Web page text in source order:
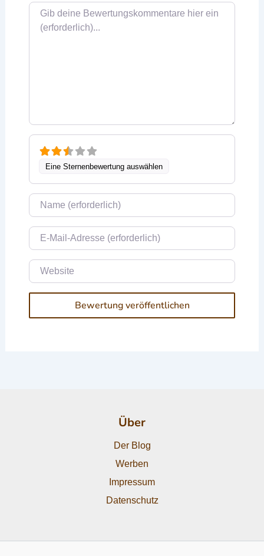
Rezensionstext
Eine Sternenbewertung auswählen
Name
E-Mail
Website
Über
Der Blog
Werben
Impressum
Datenschutz